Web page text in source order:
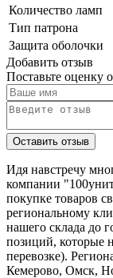
Количество ламп
Тип патрона
Защита оболочки
Добавить отзыв
Поставьте оценку
Идя навстречу
компании
покупке товаров
региональному
нашего склада до
позиций, которые
перевозке).
Кемерово, Омск,